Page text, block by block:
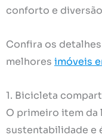
conforto e
Confira os
melhores imóveis
1. Bicicleta
O primeiro item da
sustentabilidade e